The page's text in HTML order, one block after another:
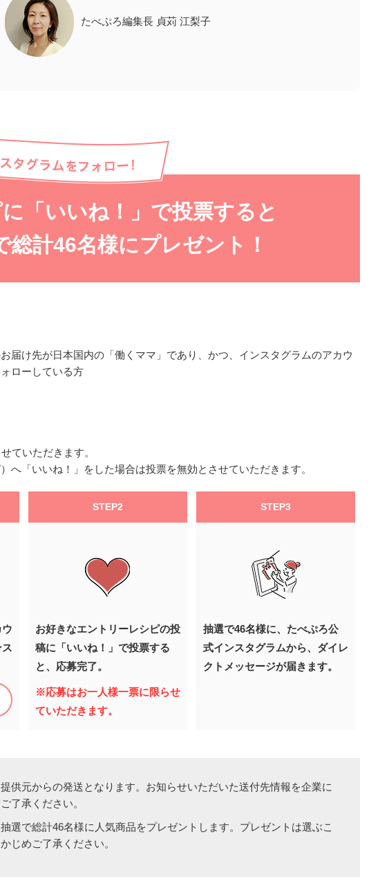
たべぷろ編集長 貞苅 江梨子
「いいね！」で投票すると
総計46名様にプレゼント！
届け先が日本国内の「働くママ」であり、かつ、インスタグラムのアカウ
ローしている方
ていただきます。
へ「いいね！」をした場合は投票を無効とさせていただきます。
STEP2
お好きなエントリーレシピの投
稿に「いいね！」で投票する
と、応募完了。
※応募はお一人様一票に限らせ
ていただきます。
STEP3
抽選で46名様に、たべぷろ公
式インスタグラムから、ダイレ
クトメッセージが届きます。
供元からの発送となります。お知らせいただいた送付先情報を企業に
了承ください。
選で総計46名様に人気商品をプレゼントします。プレゼントは選ぶこ
じめご了承ください。